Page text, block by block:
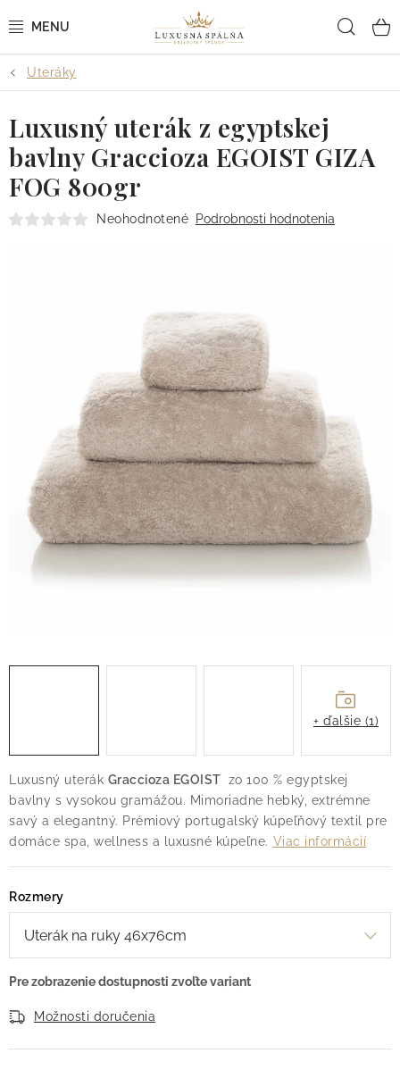
na
POSTEĽNÉ OBLIEČKY
POSTEĽNÉ PLACHTY
PREHOZY A PAPLÓNY
VANKÚŠE A OBLIEČKY
Blog Doprava
Kontakt
Obchodné podmienky
Podmienky ochrany osobných údajov
Reklamačný poriadok
Vrátenie tovaru
Uteráky
Luxusný uterák Graccioza EGOIST zo 100 % egyptskej
bavlny s vysokou gramážou. Mimoriadne hebký, extrémne
savý a elegantný. Prémiový portugalský kúpeľňový textil pre
domáce spa, wellness a luxusné kúpeľne. Viac informácií
Rozmery
Možnosti doručenia
Luxusný uterák z egyptskej
bavlny Graccioza EGOIST GIZA
FOG 800gr
Neohodnotené Podrobnosti hodnotenia
+ ďalšie (1)